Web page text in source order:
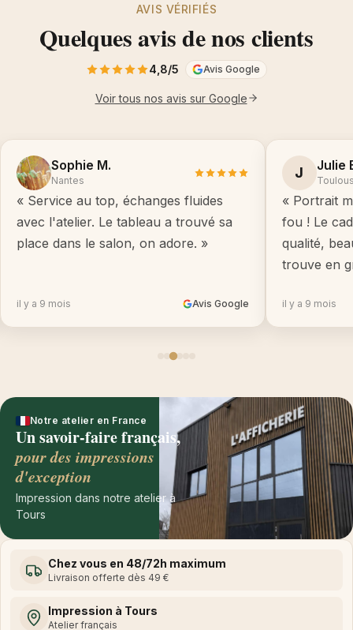
AVIS VÉRIFIÉS
Quelques avis de nos clients
4,8/5 Avis Google
Voir tous nos avis sur Google
Sophie M.
Nantes
« Service au top, échanges fluides
avec l'atelier. Le tableau a trouvé sa
place dans le salon, on adore. »
il y a 9 mois Avis Google
J Julie
« Portrait
fou ! Le
qualité,
trouve en
il y a 9 mois
Notre atelier en France
Un savoir-faire français,
pour des impressions
d'exception
Impression dans notre atelier à
Tours
Chez vous en 48/72h maximum
Livraison offerte dès 49 €
Impression à Tours
Atelier français